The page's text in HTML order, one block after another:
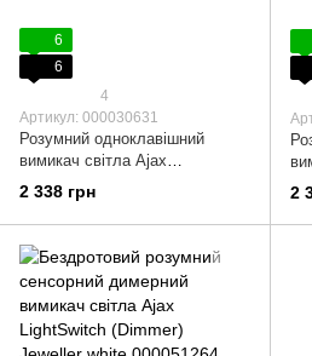
6
6
4
Артикул: 000030631
Розумний одноклавішний
вимикач світла Ajax
LightSwitch 1-gang Jeweller
2 338 грн
1-
2